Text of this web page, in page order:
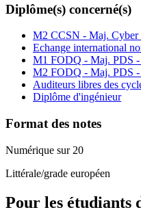
Diplôme(s) concerné(s)
M2 CCSN - Maj. Cyber
Echange international
M1 FODQ - Maj. PDS -
M2 FODQ - Maj. PDS -
Auditeurs libres des
Diplôme d'ingénieur
Format des notes
Numérique sur 20
Littérale/grade européen
Pour les étudiants